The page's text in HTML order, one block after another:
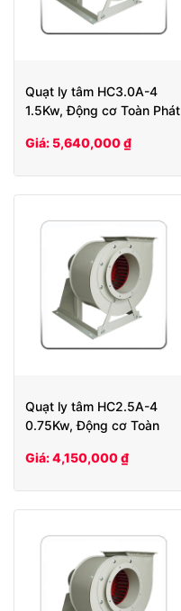
Quạt ly tâm HC3.0A-4
1.5Kw, Động cơ Toàn Phát
Giá: 5,640,000 ₫
Quạt ly tâm HC2.5A-4
0.75Kw, Động cơ Toàn
Giá: 4,150,000 ₫